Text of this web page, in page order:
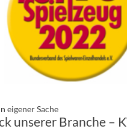
eigener Sache
unserer Branche –